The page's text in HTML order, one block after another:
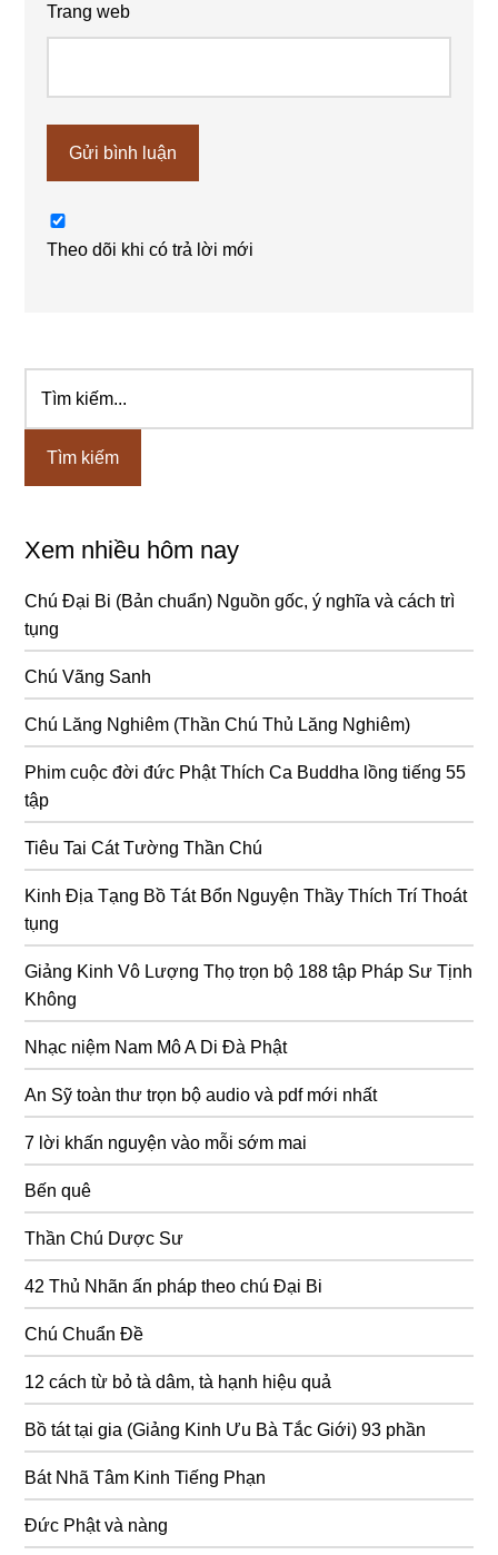
Trang web
Theo dõi khi có trả lời mới
Sidebar
chính
kiếm...
Xem nhiều hôm nay
Chú Đại Bi (Bản chuẩn) Nguồn gốc, ý nghĩa và cách trì
tụng
Chú Vãng Sanh
Chú Lăng Nghiêm (Thần Chú Thủ Lăng Nghiêm)
Phim cuộc đời đức Phật Thích Ca Buddha lồng tiếng 55
tập
Tiêu Tai Cát Tường Thần Chú
Kinh Địa Tạng Bồ Tát Bổn Nguyện Thầy Thích Trí Thoát
tụng
Giảng Kinh Vô Lượng Thọ trọn bộ 188 tập Pháp Sư Tịnh
Không
Nhạc niệm Nam Mô A Di Đà Phật
An Sỹ toàn thư trọn bộ audio và pdf mới nhất
7 lời khấn nguyện vào mỗi sớm mai
Bến quê
Thần Chú Dược Sư
42 Thủ Nhãn ấn pháp theo chú Đại Bi
Chú Chuẩn Đề
12 cách từ bỏ tà dâm, tà hạnh hiệu quả
Bồ tát tại gia (Giảng Kinh Ưu Bà Tắc Giới) 93 phần
Bát Nhã Tâm Kinh Tiếng Phạn
Đức Phật và nàng